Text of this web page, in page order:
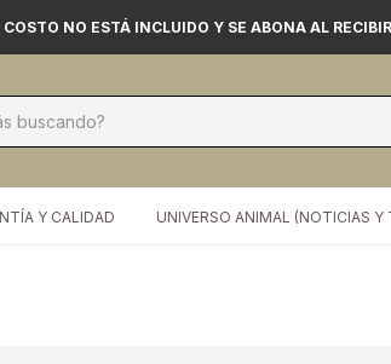
NO ESTÁ INCLUIDO Y SE ABONA AL
Y CALIDAD UNIVERSO ANIMAL (NOTICIAS Y